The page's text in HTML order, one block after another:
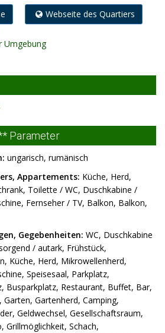
Webseite des Quartiers
Umgebung
Parameter
ungarisch, rumänisch
Appartements: Küche, Herd,
Toilette / WC, Duschkabine /
Fernseher / TV, Balkon, Balkon,
Gegebenheiten: WC, Duschkabine
/ autark, Frühstück,
Küche, Herd, Mikrowellenherd,
Speisesaal, Parkplatz,
Busparkplatz, Restaurant, Buffet, Bar,
Gartenherd, Camping,
Geldwechsel, Gesellschaftsraum,
Grillmöglichkeit, Schach,